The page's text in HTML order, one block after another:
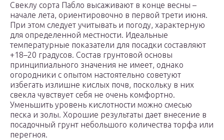
Свеклу сорта Пабло высаживают в конце весны –
начале лета, ориентировочно в первой трети июня.
При этом следует учитывать и погоду, характерную
для определенной местности. Идеальные
температурные показатели для посадки составляют
+18–20 градусов. Состав грунтовой основы
принципиального значения не имеет, однако
огородники с опытом настоятельно советуют
избегать излишне кислых почв, поскольку в них
свекла чувствует себя не очень комфортно.
Уменьшить уровень кислотности можно смесью
песка и золы. Хорошие результаты дает внесение в
посадочный грунт небольшого количества торфа или
перегноя.